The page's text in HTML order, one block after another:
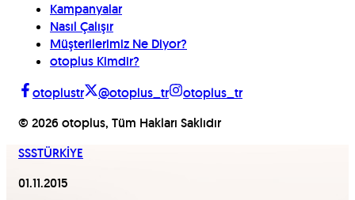
Kampanyalar
Nasıl Çalışır
Müşterilerimiz Ne Diyor?
otoplus Kimdir?
otoplustr
@otoplus_tr
otoplus_tr
© 2026 otoplus, Tüm Hakları Saklıdır
SSSTÜRKİYE
01.11.2015